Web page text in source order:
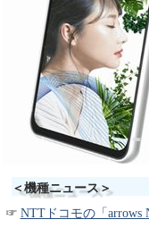
＜機種ニュース＞
NTTドコモの「arrows